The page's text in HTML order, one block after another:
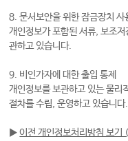
8. 문서보안을 위한 잠금장치 사
개인정보가 포함된 서류, 보조
관하고 있습니다.
9. 비인가자에 대한 출입 통제
개인정보를 보관하고 있는 물리
절차를 수립, 운영하고 있습니다.
▶이전 개인정보처리방침 보